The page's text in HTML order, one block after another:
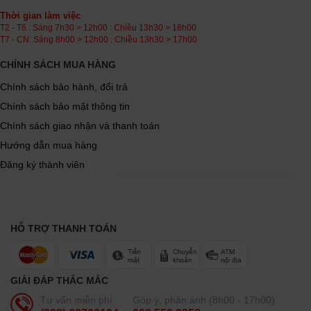
Thời gian làm việc
T2 - T6 : Sáng 7h30 > 12h00 : Chiều 13h30 > 18h00
T7 - CN: Sáng 8h00 > 12h00 : Chiều 13h30 > 17h00
CHÍNH SÁCH MUA HÀNG
Chính sách bảo hành, đổi trả
Chính sách bảo mật thông tin
Chính sách giao nhận và thanh toán
Hướng dẫn mua hàng
Đăng ký thành viên
HỖ TRỢ THANH TOÁN
GIẢI ĐÁP THẮC MẮC
Tư vấn miễn phí
Góp ý, phản ánh (8h00 - 17h00)